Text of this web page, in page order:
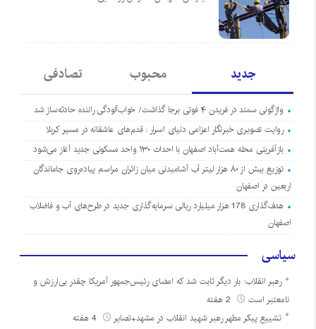
جدید محبوب تصادفی
واژگونی سمند در فریدن ۴ فوتی برجا گذاشت/ خواب‌آلودگی راننده حادثه‌ساز شد
روایت تصویری خبرنگار اعزامی دنیای اسرار : قدم‌های عاشقانه در مسیر کربلا
بازآفرینی محله همت‌آباد اصفهان با احداث ۱۳۰ واحد مسکونی جدید آغاز می‌شود
توزیع بیش از ۸۰ هزار لیتر آب آشامیدنی میان زائران مراسم پیاده‌روی جاماندگان
اربعین در اصفهان
هدف‌گذاری 178 هزار میلیارد ریالی سرمایه‌گذاری جدید در طرح‌های آب و فاضلاب
اصفهان
سیاسی
رهبر انقلاب: بار دیگر ثابت شد که امضای رئیس‌جمهور آمریکا چقدر بی‌ارزش و
نامعتبر است
تشییع پیکر مطهر رهبر شهید انقلاب در مشهد+تصایر